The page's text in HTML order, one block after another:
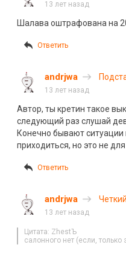
13 лет назад
Шалава оштрафована на
Ответить
andrjwa
13 лет назад
Автор, ты кретин такое
следующий раз слушай
Конечно бывают ситуации
приходиться, но это не для
Ответить
andrjwa
13 лет назад
Цитата: ZhestЪ
салонного нет (если, только